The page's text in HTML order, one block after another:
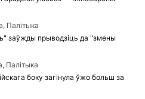
Палітыка
заўжды прыводзіць да "змены
Палітыка
боку загінула ўжо больш за